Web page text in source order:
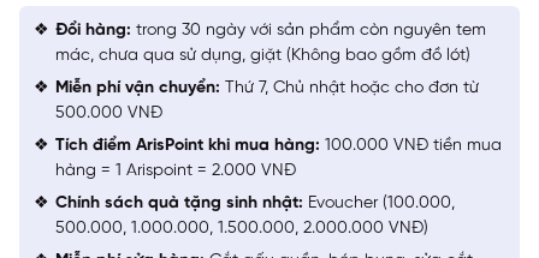
Đổi hàng: trong 30 ngày với sản phẩm còn nguyên tem
mác, chưa qua sử dụng, giặt (Không bao gồm đồ lót)
Miễn phí vận chuyển: Thứ 7, Chủ nhật hoặc cho đơn từ
500.000 VNĐ
Tích điểm ArisPoint khi mua hàng: 100.000 VNĐ tiền mua
hàng = 1 Arispoint = 2.000 VNĐ
Chính sách quà tặng sinh nhật: Evoucher (100.000,
500.000, 1.000.000, 1.500.000, 2.000.000 VNĐ)